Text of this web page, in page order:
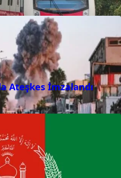
Ateşkes İmzalandı